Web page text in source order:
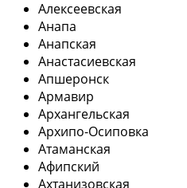
Алексеевская
Анапа
Анапская
Анастасиевская
Апшеронск
Армавир
Архангельская
Архипо-Осиповка
Атаманская
Афипский
Ахтанизовская